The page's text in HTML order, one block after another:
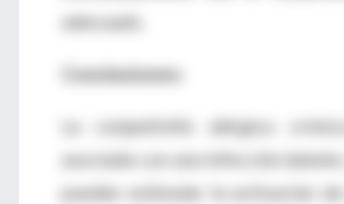
adecuado.
Conclusiones:
La conjuntivitis alérgica
asociada con una infección
pueden estimular la activación